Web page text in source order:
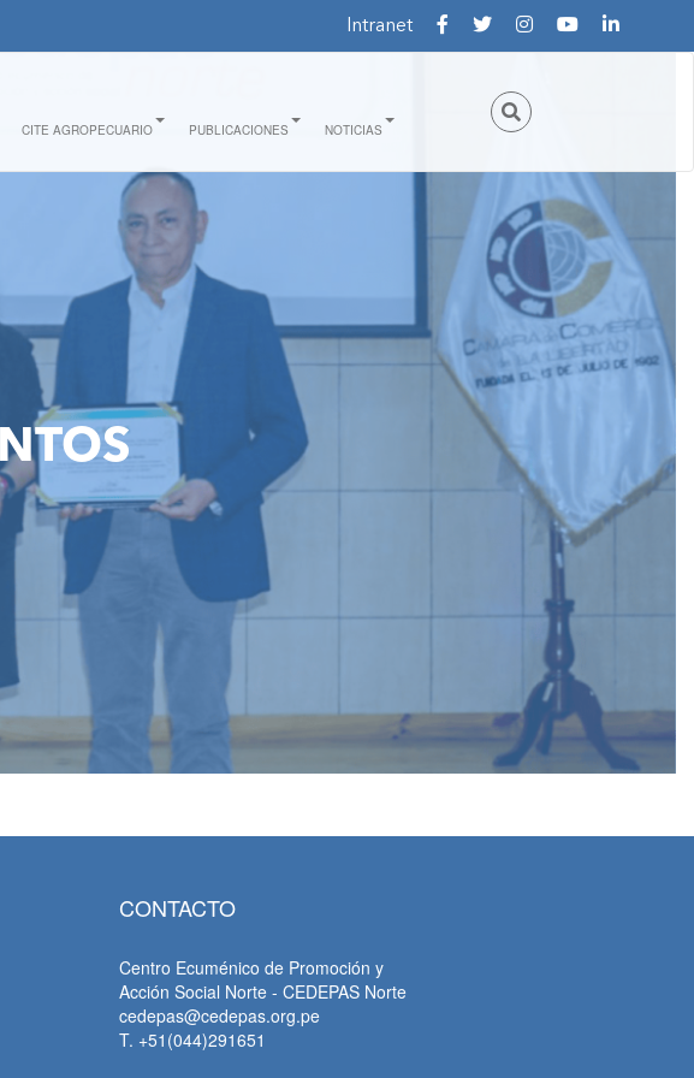
Intranet
CITE AGROPECUARIO PUBLICACIONES NOTICIAS
CONTACTO
Centro Ecuménico de Promoción y
Acción Social Norte - CEDEPAS Norte
cedepas@cedepas.org.pe
T. +51(044)291651